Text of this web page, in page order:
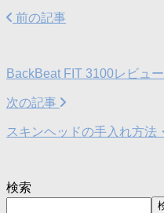
前の記事
BackBeat FIT 3100レビュ
次の記事
スキンヘッドの手入れ方法
検索